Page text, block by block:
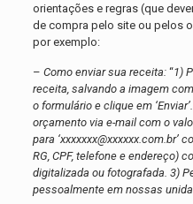
orientações e regras (que
de compra pelo site ou pelos
por exemplo:
– Como enviar sua receita:“1)
receita, salvando a imagem com
o formulário e clique em
orçamento via e-mail com o
para ‘xxxxxxx@xxxxxx.com.br’
RG, CPF, telefone e endereço)
digitalizada ou fotografada. 3)
pessoalmente em nossas